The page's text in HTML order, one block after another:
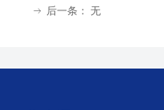
ꁹ 后一条： 无